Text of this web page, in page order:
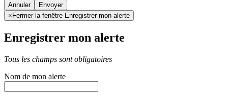
Annuler
× Fermer la fenêtre Enregistrer mon alerte
Enregistrer mon alerte
Tous les champs sont obligatoires
Nom de mon alerte